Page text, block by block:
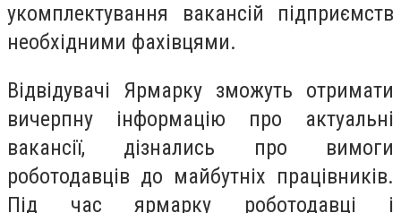
укомплектування вакансій підприємств
необхідними фахівцями.
Відвідувачі Ярмарку зможуть отримати
вичерпну інформацію про актуальні
вакансії, дізнались про вимоги
роботодавців до майбутніх працівників.
Під час ярмарку роботодавці і